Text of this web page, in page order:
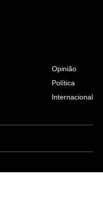
Opinião
Política
Internacional